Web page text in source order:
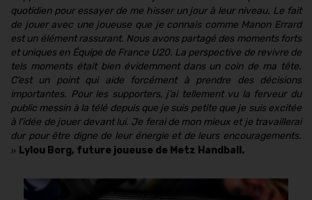
quotidien pour essayer de me hisser un jour à leur niveau. Le fait
de jouer avec une joueuse que je connais comme Manon Errard
est un élément rassurant. Nous avons partagé des moments forts
et uniques en Équipe de France U20. La perspective de revivre de
tels moments était bien évidemment dans un coin de ma tête.
C’est un point qui aide forcément à prendre des décisions
importantes. Pour les supporters, j’ai tellement vu la ferveur du
public messin à la télé depuis que je suis petite que je suis excitée
à l’idée de jouer devant lui. Je ferai de mon mieux et je travaillerai
dur pour être digne de leur énergie et de leurs encouragements.
» Lylou Borg, future joueuse de Metz Handball.